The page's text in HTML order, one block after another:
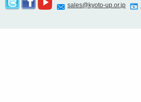
sales@kyoto-up.or.jp